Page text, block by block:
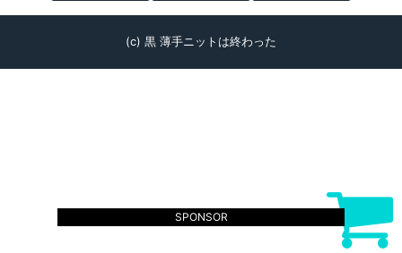
(c) 黒 薄手ニットは終わった
SPONSOR